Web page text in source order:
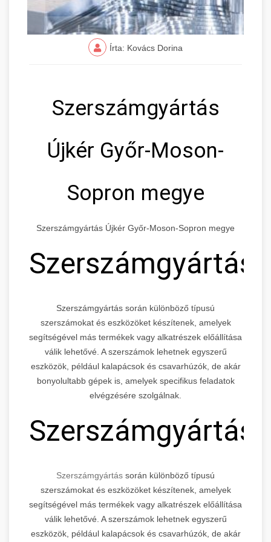
Írta: Kovács Dorina
Szerszámgyártás
Újkér Győr-Moson-
Sopron megye
Szerszámgyártás Újkér Győr-Moson-Sopron megye
Szerszámgyártás
Szerszámgyártás során különböző típusú
szerszámokat és eszközöket készítenek, amelyek
segítségével más termékek vagy alkatrészek előállítása
válik lehetővé. A szerszámok lehetnek egyszerű
eszközök, például kalapácsok és csavarhúzók, de akár
bonyolultabb gépek is, amelyek specifikus feladatok
elvégzésére szolgálnak.
Szerszámgyártás
Szerszámgyártás során különböző típusú
szerszámokat és eszközöket készítenek, amelyek
segítségével más termékek vagy alkatrészek előállítása
válik lehetővé. A szerszámok lehetnek egyszerű
eszközök, például kalapácsok és csavarhúzók, de akár